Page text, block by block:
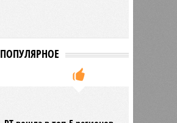
ПОПУЛЯРНОЕ